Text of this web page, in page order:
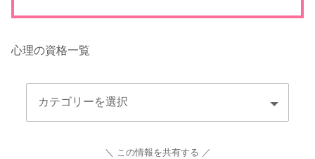
心理の資格一覧
この情報を共有する